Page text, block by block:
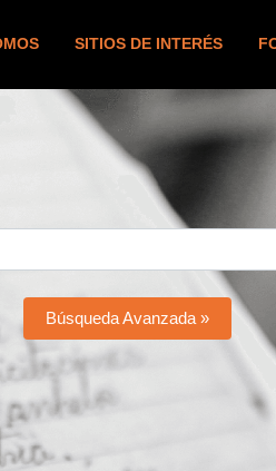
SITIOS DE INTERÉS
Búsqueda Avanzada »